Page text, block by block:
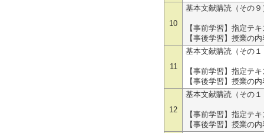
10
基本文献購読（その
【事前学習】指定テ
【事後学習】授業の
11
基本文献購読（その
【事前学習】指定テ
【事後学習】授業の
12
基本文献購読（その
【事前学習】指定テ
【事後学習】授業の